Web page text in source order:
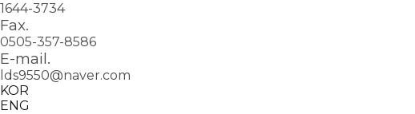
1644-3734
Fax.
0505-357-8586
E-mail.
lds9550@naver.com
KOR
ENG